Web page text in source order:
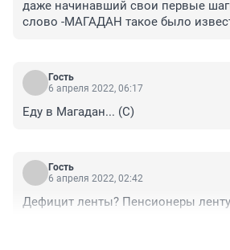
даже начинавший свои первые
слово -МАГАДАН такое было
Магадане по Новосибирской
Новосибирск сравнялся с
Новосибирском ?.
Гость
6 апреля 2022, 06:17
Еду в Магадан... (С)
Гость
6 апреля 2022, 02:42
Дефицит ленты? Пенсионеры